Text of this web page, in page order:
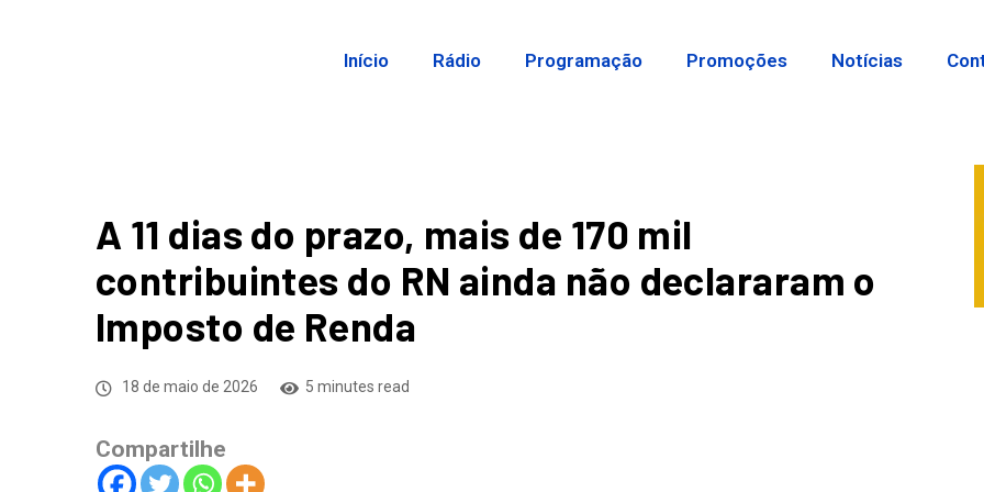
Início Rádio Programação Promoções Notícias
A 11 dias do prazo, mais de 170 mil
contribuintes do RN ainda não declararam o
Imposto de Renda
18 de maio de 2026 5 minutes read
Compartilhe